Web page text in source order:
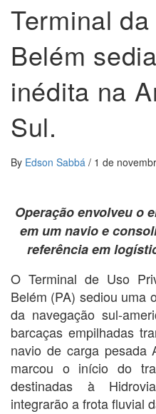
Terminal
Belém
inédita na
Sul.
By Edson Sabbá / 1 de
Operação envolveu o
em um navio e
referência em
O Terminal de Uso
Belém (PA) sediou uma
da navegação sul-
barcaças empilhadas
navio de carga pesada
marcou o início do
destinadas à
integrarão a frota fluvial